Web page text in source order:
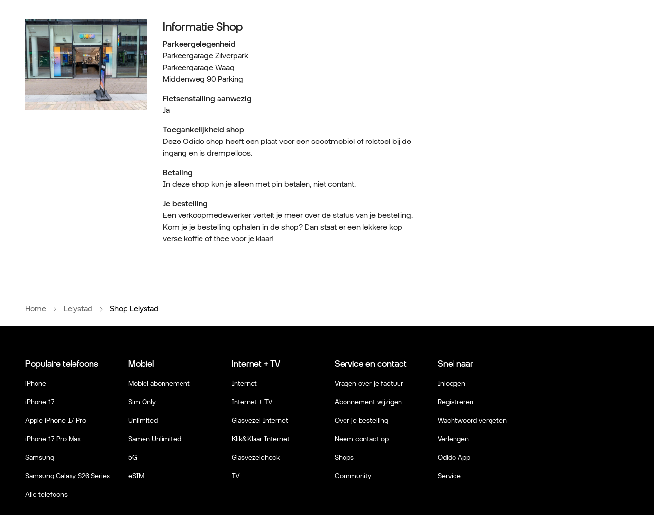
Informatie Shop
Parkeergelegenheid
Parkeergarage Zilverpark
Parkeergarage Waag
Middenweg 90 Parking
Fietsenstalling aanwezig
Ja
Toegankelijkheid shop
Deze Odido shop heeft een plaat voor een scootmobiel of rolstoel bij de
ingang en is drempelloos.
Betaling
In deze shop kun je alleen met pin betalen, niet contant.
Je bestelling
Een verkoopmedewerker vertelt je meer over de status van je bestelling.
Kom je je bestelling ophalen in de shop? Dan staat er een lekkere kop
verse koffie of thee voor je klaar!
Home Lelystad Shop Lelystad
Populaire telefoons
iPhone
iPhone 17
Apple iPhone 17 Pro
iPhone 17 Pro Max
Samsung
Samsung Galaxy S26 Series
Alle telefoons
Mobiel
Mobiel abonnement
Sim Only
Unlimited
Samen Unlimited
5G
eSIM
Internet + TV
Internet
Internet + TV
Glasvezel Internet
Klik&Klaar Internet
Glasvezelcheck
TV
Service en contact
Vragen over je factuur
Abonnement wijzigen
Over je bestelling
Neem contact op
Shops
Community
Snel naar
Inloggen
Registreren
Wachtwoord vergeten
Verlengen
Odido App
Service